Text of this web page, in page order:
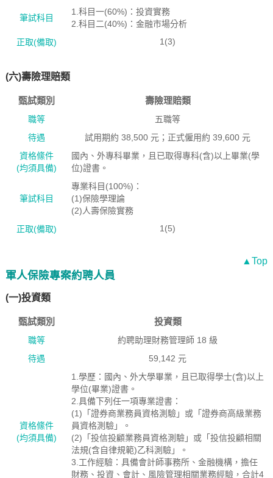
筆試科目
1.科目一(60%)：投資實務
2.科目二(40%)：金融市場分析
正取(備取)
1(3)
(六)壽險理賠類
甄試類別 壽險理賠類
職等
五職等
待遇
試用期約 38,500 元；正式僱用約 39,600 元
資格絛件
(均須具備)
國內、外專科畢業，且已取得專科(含)以上畢業(學
位)證書。
筆試科目
專業科目(100%)：
(1)保險學理論
(2)人壽保險實務
正取(備取)
1(5)
▲Top
軍人保險專案約聘人員
(一)投資類
甄試類別 投資類
職等
約聘助理財務管理師 18 級
待遇
59,142 元
資格絛件
(均須具備)
1.學歷：國內、外大學畢業，且已取得學士(含)以上
學位(畢業)證書。
2.具備下列任一項專業證書：
(1)「證券商業務員資格測驗」或「證券商高級業務
員資格測驗」。
(2)「投信投顧業務員資格測驗」或「投信投顧相關
法規(含自律規範)乙科測驗」。
3.工作經驗：具備會計師事務所、金融機構，擔任
財務、投資、會計、風險管理相關業務經驗，合計4